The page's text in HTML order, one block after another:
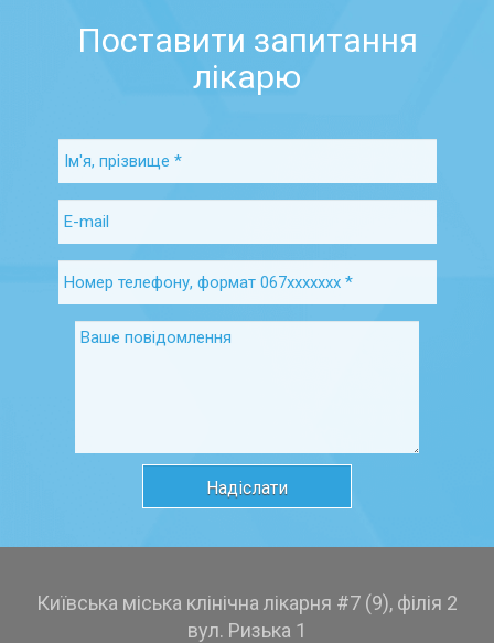
Поставити запитання
лікарю
Київська міська клінічна лікарня #7 (9), філія 2
вул. Ризька 1